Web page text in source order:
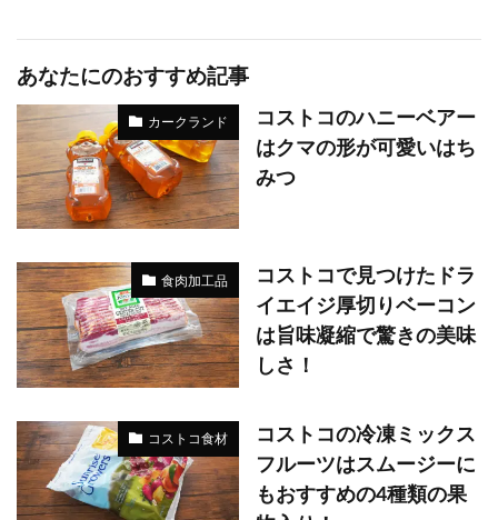
あなたにのおすすめ記事
カークランド
コストコのハニーベアー
はクマの形が可愛いはち
みつ
食肉加工品
コストコで見つけたドラ
イエイジ厚切りベーコン
は旨味凝縮で驚きの美味
しさ！
コストコ食材
コストコの冷凍ミックス
フルーツはスムージーに
もおすすめの4種類の果